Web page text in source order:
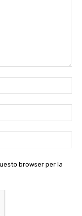
browser per la